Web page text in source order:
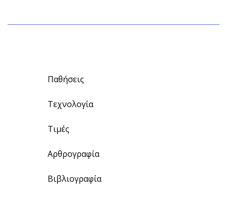
Παθήσεις
Τεχνολογία
Τιμές
Αρθρογραφία
Βιβλιογραφία